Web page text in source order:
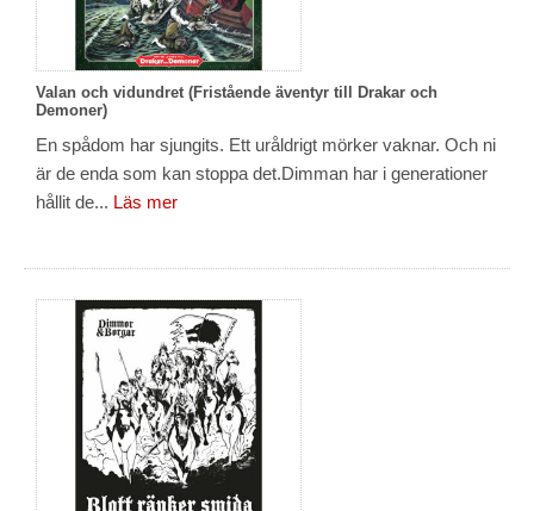
Valan och vidundret (Fristående äventyr till Drakar och
Demoner)
En spådom har sjungits. Ett uråldrigt mörker vaknar. Och ni
är de enda som kan stoppa det.Dimman har i generationer
hållit de... Läs mer